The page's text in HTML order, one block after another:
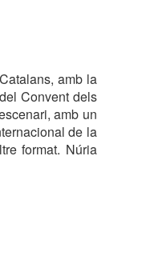
amb la
Convent dels
amb un
de la
format. Núria